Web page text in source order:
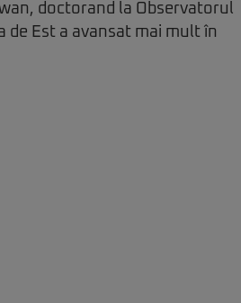
doctorand la Observatorul
de Est a avansat mai mult în